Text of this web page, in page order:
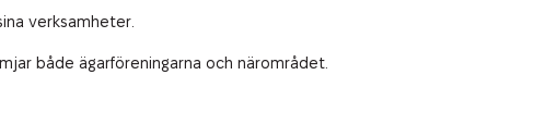
verksamheter.
både ägarföreningarna och närområdet.